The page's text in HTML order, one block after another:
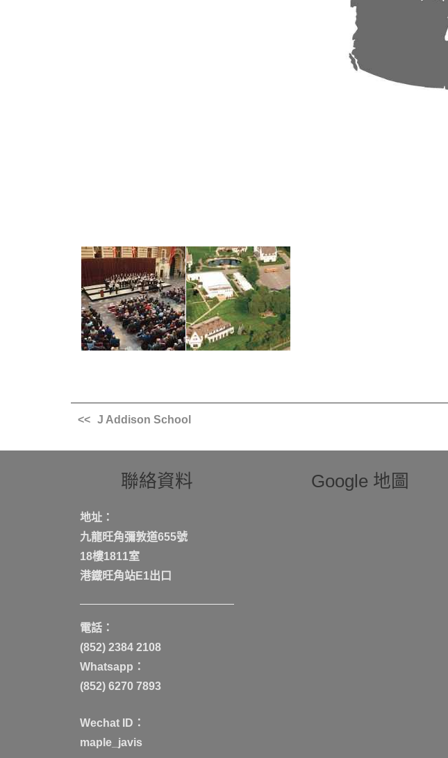
J Addison School
聯絡資料
地址：
九龍旺角彌敦道655號
18樓1811室
港鐡旺角站E1出口
電話：
(852) 2384 2108
Whatsapp：
(852) 6270 7893
Wechat ID：
maple_javis
Google 地圖